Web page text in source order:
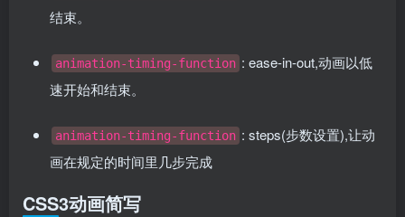
结束。
animation-timing-function : ease-in-out,动画以低
速开始和结束。
animation-timing-function : steps(步数设置),让动
画在规定的时间里几步完成
CSS3动画简写